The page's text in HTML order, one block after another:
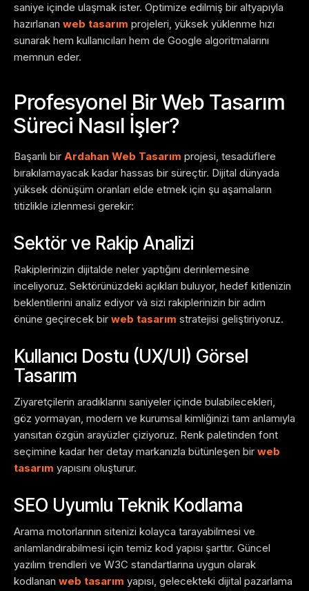
saniye içinde ulaşmak ister. Optimize edilmiş bir altyapıyla
hazırlanan web tasarım projeleri, yüksek yüklenme hızı
sunarak hem kullanıcıları hem de Google algoritmalarını
memnun eder.
Profesyonel Bir Web Tasarım
Süreci Nasıl İşler?
Başarılı bir Ardahan Web Tasarım projesi, tesadüflere
bırakılamayacak kadar hassas bir süreçtir. Dijital dünyada
yüksek dönüşüm oranları elde etmek için şu aşamaların
titizlikle izlenmesi gerekir:
Sektör ve Rakip Analizi
Rakiplerinizin dijitalde neler yaptığını derinlemesine
inceliyoruz. Sektörünüzdeki açıkları buluyor, hedef kitlenizin
beklentilerini analiz ediyor và sizi rakiplerinizin bir adım
önüne geçirecek bir web tasarım stratejisi geliştiriyoruz.
Kullanıcı Dostu (UX/UI) Görsel
Tasarım
Ziyaretçilerin aradıklarını saniyeler içinde bulabilecekleri,
göz yormayan, modern ve kurumsal kimliğinizi tam anlamıyla
yansıtan özgün arayüzler çiziyoruz. Renk paletinden font
seçimine kadar her detay markanızla bütünleşen bir web
tasarım yapısını oluşturur.
SEO Uyumlu Teknik Kodlama
Arama motorlarının sitenizi kolayca tarayabilmesi ve
anlamlandırabilmesi için temiz kod yapısı şarttır. Güncel
yazılım trendleri ve W3C standartlarına uygun olarak
kodlanan web tasarım yapısı, gelecekteki dijital pazarlama